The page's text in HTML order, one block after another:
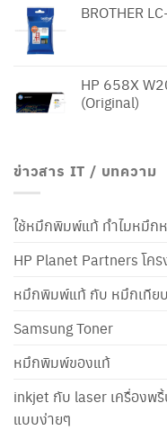
BROTHER
HP 658X
(Original)
ข่าวสาร IT / บทความ
ใช้หมึกพิมพ์แท้ ทำไมหมึก
HP Planet Partners โค
หมึกพิมพ์แท้ กับ หมึกเทีย
Samsung Toner
หมึกพิมพ์ของแท้
inkjet กับ laser เครื่องพ
แบบง่ายๆ